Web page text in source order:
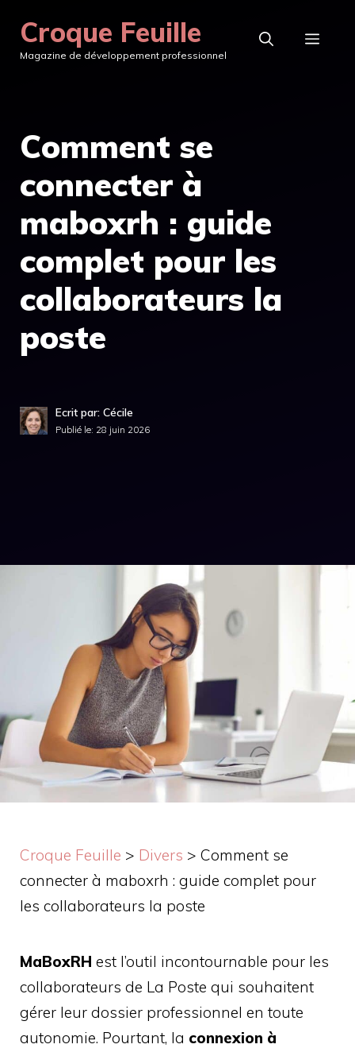
contenu
Croque Feuille
Magazine de développement professionnel
Comment se
connecter à
maboxrh : guide
complet pour les
collaborateurs la
poste
Ecrit par: Cécile
Publié le: 28 juin 2026
Croque Feuille > Divers > Comment se
connecter à maboxrh : guide complet pour
les collaborateurs la poste
MaBoxRH est l’outil incontournable pour les
collaborateurs de La Poste qui souhaitent
gérer leur dossier professionnel en toute
autonomie. Pourtant, la connexion à